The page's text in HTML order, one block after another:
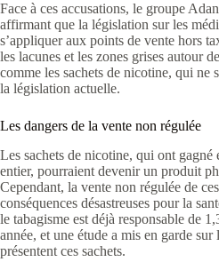
Face à ces accusations, le groupe
affirmant que la législation sur les
s’appliquer aux points de vente hors
les lacunes et les zones grises autour
comme les sachets de nicotine, qui ne
la législation actuelle.
Les dangers de la vente non régulée
Les sachets de nicotine, qui ont
entier, pourraient devenir un produit
Cependant, la vente non régulée de
conséquences désastreuses pour la
le tabagisme est déjà responsable de
année, et une étude a mis en garde
présentent ces sachets.